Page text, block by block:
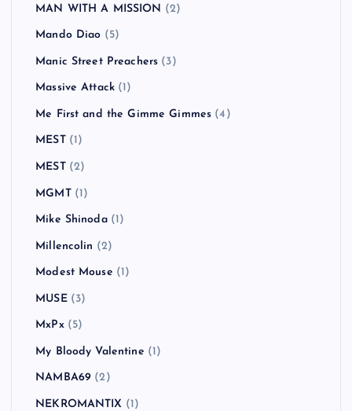
MAN WITH A MISSION (2)
Mando Diao (5)
Manic Street Preachers (3)
Massive Attack (1)
Me First and the Gimme Gimmes (4)
MEST(1)
MEST(2)
MGMT(1)
Mike Shinoda(1)
Millencolin (2)
Modest Mouse (1)
MUSE(3)
MxPx(5)
My Bloody Valentine (1)
NAMBA69 (2)
NEKROMANTIX (1)